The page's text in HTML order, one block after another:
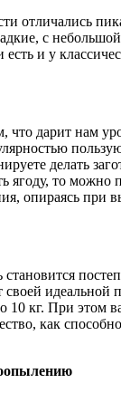
отличались
с
и у
что дарит нам
делать
ягоду, то можно
опираясь при
своей
10 кг. При этом
как